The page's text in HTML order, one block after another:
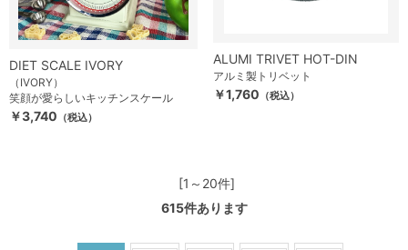
DIET SCALE IVORY
（IVORY）
笑顔が愛らしいキッチンスケール
￥3,740 （税込）
ALUMI TRIVET HOT-DIN
アルミ製トリベット
￥1,760 （税込）
[1～20件]
615件あります